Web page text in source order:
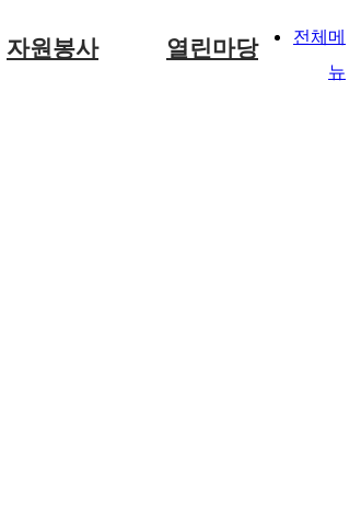
자원봉사 열린마당
전체메
뉴